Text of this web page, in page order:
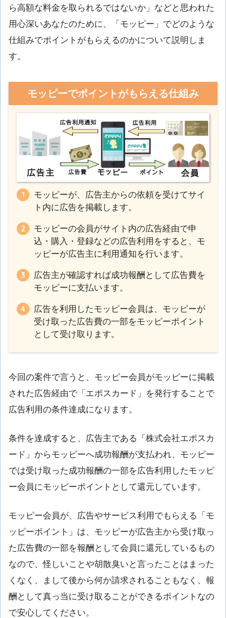
ら高額な料金を取られるではないか」などと思われた
用心深いあなたのために、「モッピー」でどのような
仕組みでポイントがもらえるのかについて説明しま
す。
モッピーでポイントがもらえる仕組み
モッピーが、広告主からの依頼を受けてサイ
ト内に広告を掲載します。
モッピーの会員がサイト内の広告経由で申
込・購入・登録などの広告利用をすると、モ
ッピーが広告主に利用通知を行います。
広告主が確認すれば成功報酬として広告費を
モッピーに支払います。
広告を利用したモッピー会員は、モッピーが
受け取った広告費の一部をモッピーポイント
として受け取ります。
今回の案件で言うと、モッピー会員がモッピーに掲載
された広告経由で「エポスカード」を発行することで
広告利用の条件達成になります。
条件を達成すると、広告主である「株式会社エポスカ
ード」からモッピーへ成功報酬が支払われ、モッピー
では受け取った成功報酬の一部を広告利用したモッピ
ー会員にモッピーポイントとして還元しています。
モッピー会員が、広告やサービス利用でもらえる「モ
ッピーポイント」は、モッピーが広告主から受け取っ
た広告費の一部を報酬として会員に還元しているもの
なので、怪しいことや胡散臭いと言ったことはまった
くなく、まして後から何か請求されることもなく、報
酬として真っ当に受け取ることができるポイントなの
で安心してください。